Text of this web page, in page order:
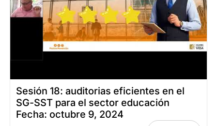
Sesión 18: auditorias eficientes en el
SG-SST para el sector educación
Fecha: octubre 9, 2024